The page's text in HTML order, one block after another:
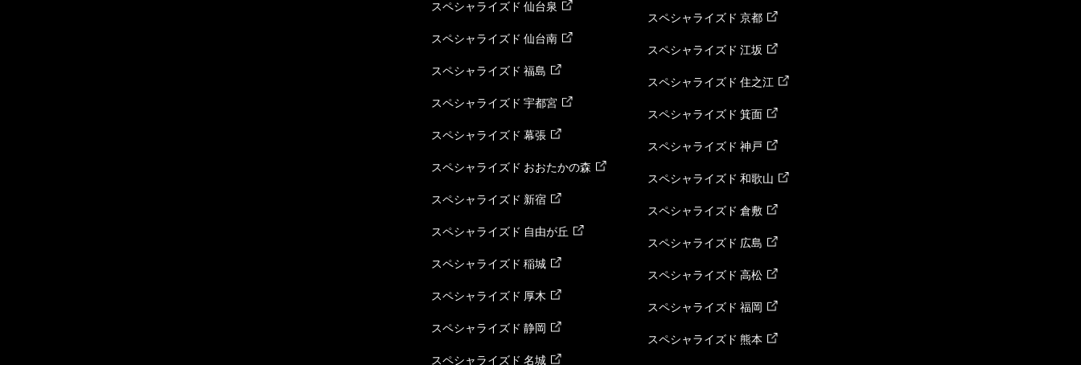
スペシャライズド 仙台泉
スペシャライズド 仙台南
スペシャライズド 福島
スペシャライズド 宇都宮
スペシャライズド 幕張
スペシャライズド おおたかの森
スペシャライズド 新宿
スペシャライズド 自由が丘
スペシャライズド 稲城
スペシャライズド 厚木
スペシャライズド 静岡
スペシャライズド 名城
スペシャライズド 京都
スペシャライズド 江坂
スペシャライズド 住之江
スペシャライズド 箕面
スペシャライズド 神戸
スペシャライズド 和歌山
スペシャライズド 倉敷
スペシャライズド 広島
スペシャライズド 高松
スペシャライズド 福岡
スペシャライズド 熊本